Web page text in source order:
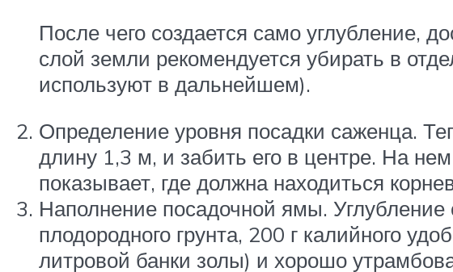
После чего создается само углубление,
слой земли рекомендуется убирать в
используют в дальнейшем).
Определение уровня посадки саженца.
длину 1,3 м, и забить его в центре. На
показывает, где должна находиться
Наполнение посадочной ямы.
плодородного грунта, 200 г калийного
литровой банки золы) и хорошо